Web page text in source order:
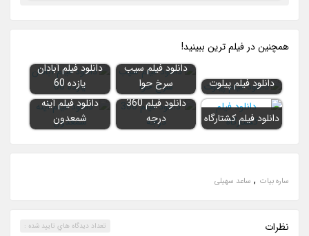
همچنين در فيلم ترين ببينيد!
دانلود فیلم پیلوت
دانلود فیلم سیب
سرخ حوا
دانلود فیلم آبادان
یازده 60
دانلود فیلم کشتارگاه
دانلود فیلم 360
درجه
دانلود فیلم آینه
شمعدون
ساره بیات , ساعد سهیلی
نظرات تعداد ديدگاه هاي تاييد شده :